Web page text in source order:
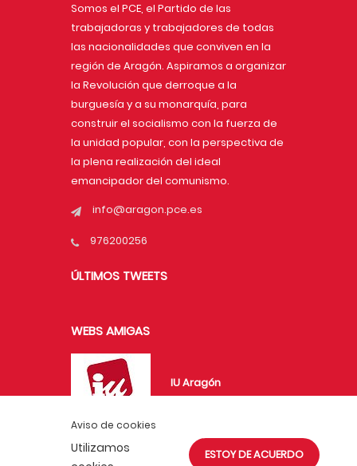
Aviso de cookies
ESTOY DE ACUERDO
Utilizamos
Somos el PCE, el Partido de las
trabajadoras y trabajadores de todas
las nacionalidades que conviven en la
región de Aragón. Aspiramos a organizar
la Revolución que derroque a la
burguesía y a su monarquía, para
construir el socialismo con la fuerza de
la unidad popular, con la perspectiva de
la plena realización del ideal
emancipador del comunismo.
info@aragon.pce.es
976200256
ÚLTIMOS TWEETS
WEBS AMIGAS
IU Aragón
UJCE en Aragón